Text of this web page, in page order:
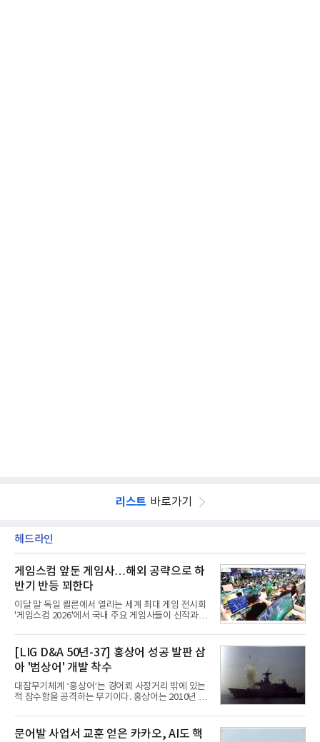
리스트 바로가기
헤드라인
게임스컴 앞둔 게임사…해외 공략으로 하
반기 반등 꾀한다
이달 말 독일 쾰른에서 열리는 세계 최대 게임 전시회
'게임스컴 2026'에서 국내 주요 게임사들이 신작과 글
체별로 엇갈린 가운데 하반기 신작 흥행과 해외 시장
성과가 실적을 좌우할 핵심 변수로 떠오르고 있다.8일
업계에 따르면 올해 상반기 게임업계는 기업별 성적
표가 크게 갈렸다. 대표적으로 크래프톤은 'PUBG: 배
틀그라운드'의 안정적인 성장에 힘입어 상반기 연결
기준 매출 2조6616억원, 영업이익 9725억원으로 역
대 최대 실적을 기록했다. 엔씨도 올해 출시한 '아이온
동기 대
[LIG D&A 50년-37] 홍상어 성공 발판 삼
아 '범상어' 개발 착수
대잠무기체계 ‘홍상어’는 경어뢰 사정거리 밖에 있는
적 잠수함을 공격하는 무기이다. 홍상어는 2010년 넥
이뤄졌다. 이후 2012년 한국형 구축함(KDX-1) 이상
의 함정에 실전 배치됐다.그해 7월 해군은 동해상에서
문어발 사업서 교훈 얻은 카카오, AI도 핵